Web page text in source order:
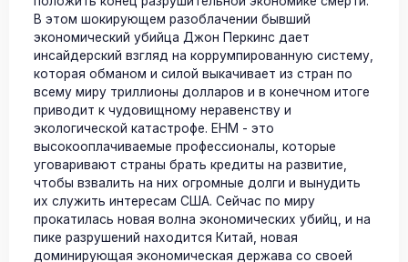
В этом шокирующем разоблачении бывший
экономический убийца Джон Перкинс дает
инсайдерский взгляд на коррумпированную систему,
которая обманом и силой выкачивает из стран по
всему миру триллионы долларов и в конечном итоге
приводит к чудовищному неравенству и
экологической катастрофе. ЕНМ - это
высокооплачиваемые профессионалы, которые
уговаривают страны брать кредиты на развитие,
чтобы взвалить на них огромные долги и вынудить
их служить интересам США. Сейчас по миру
прокатилась новая волна экономических убийц, и на
пике разрушений находится Китай, новая
доминирующая экономическая держава со своей